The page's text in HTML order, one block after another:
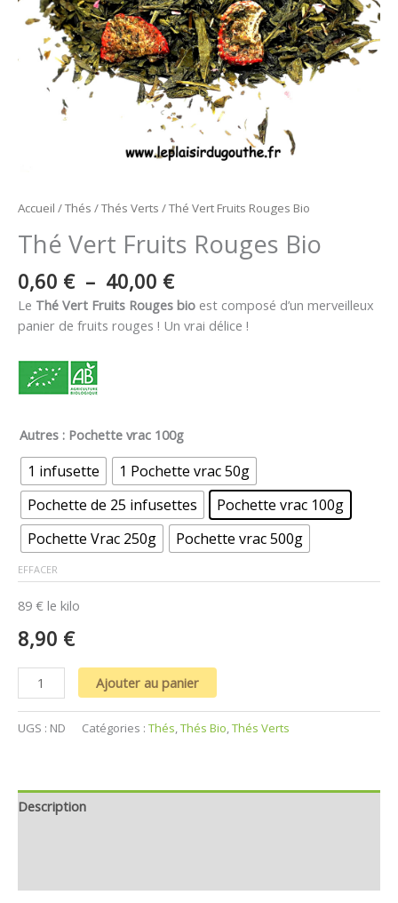
Accueil /Thés /Thés Verts / Thé Vert Fruits Rouges Bio
Thé Vert Fruits Rouges Bio
0,60 € – 40,00 €
Le Thé Vert Fruits Rouges bio est composé d’un merveilleux
panier de fruits rouges ! Un vrai délice !
Autres : Pochette vrac 100g
1 infusette
1 Pochette vrac 50g
Pochette de 25 infusettes
Pochette vrac 100g
Pochette Vrac 250g
Pochette vrac 500g
EFFACER
89 € le kilo
8,90 €
Ajouter au panier
UGS : ND Catégories : Thés,Thés Bio,Thés Verts
Description